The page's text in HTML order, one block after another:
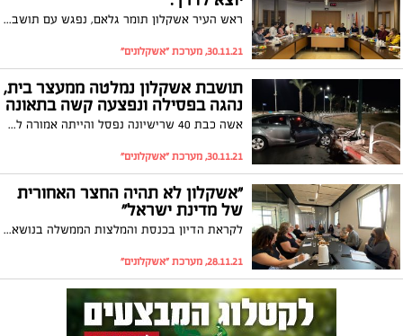
ראש העיר אשקלון תומר גלאם, נפגש עם תושבי שכונת 'עיר ימים' והציג להם את צפי האכלוס, תוכניות הפיתוח והקמת מוסדות חינוך וציבור בשכונה החדשה: "בבחירה שלכם לגור באשקלון עשיתם את ההחלטה הנכונה ביותר לעתידכם ולעתיד המשפחה שלכם"
30.11.21, מערכת "אשקלונים"
תושבת אשקלון נמלטה ממעצר בית,
נהגה בפסילה ונפצעה קשה בתאונה
אשה כבת 40 שרישיונה נפסל והייתה אמורה לשהות במעצר בית התנגשה בכיכר במהלך הלילה ופונתה לבית החולים ברזילי כשהיא במצב קשה. המשטרה חוקרת את נסיבות האירוע
30.11.21, מערכת "אשקלונים"
"אשקלון לא תהיה החצר האחורית
של מדינת ישראל"
לקראת הדיון בכנסת והמלצות הממשלה בנושא הסכם הנפט RED-MED של חברת קצא"א: ראש העיר אשקלון תומר גלאם, ומנכ"לית איגוד ערים אשקלון מיטל אמיתי נפגשו עם פעילים וארגוני סביבה
28.11.21, מערכת "אשקלונים"